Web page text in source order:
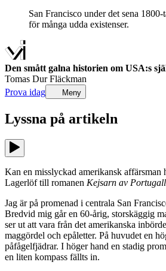
San Francisco under det sena
för många udda existenser.
Den smått galna historien om USA:s
Tomas Dur Fläckman
Prova idag
Meny
Lyssna på artikeln
Kan en misslyckad amerikansk affärsman
Lagerlöf till romanen Kejsarn av
Jag är på promenad i centrala San
Bredvid mig går en 60-årig, storskäggig
ser ut att vara från det amerikanska
maggördel och epåletter. På huvudet en
påfågelfjädrar. I höger hand en stadig
en liten kompass fällts in.